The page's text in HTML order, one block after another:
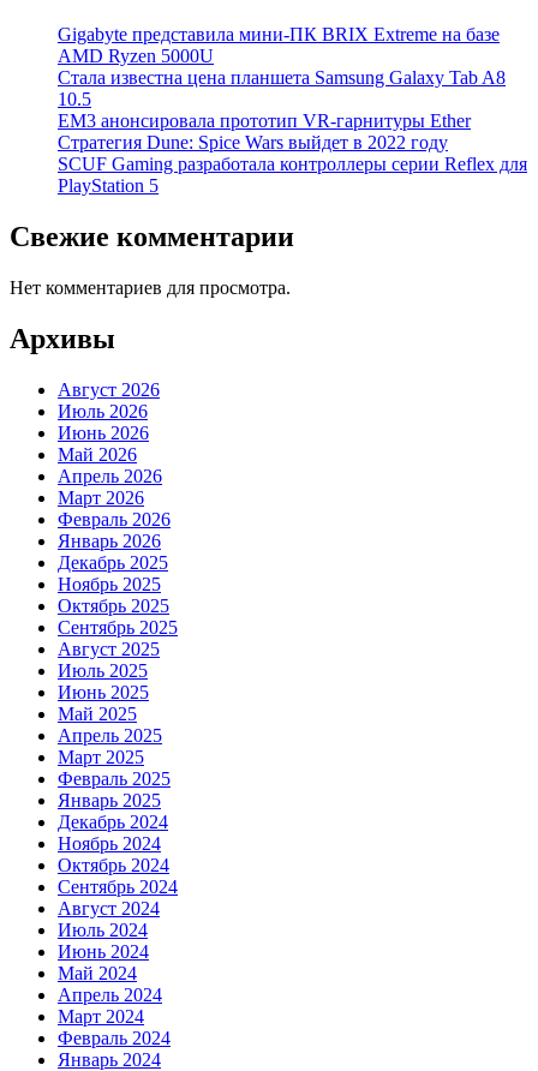
Gigabyte представила мини-ПК BRIX Extreme на базе
AMD Ryzen 5000U
Стала известна цена планшета Samsung Galaxy Tab A8
10.5
EM3 анонсировала прототип VR-гарнитуры Ether
Стратегия Dune: Spice Wars выйдет в 2022 году
SCUF Gaming разработала контроллеры серии Reflex для
PlayStation 5
Свежие комментарии
Нет комментариев для просмотра.
Архивы
Август 2026
Июль 2026
Июнь 2026
Май 2026
Апрель 2026
Март 2026
Февраль 2026
Январь 2026
Декабрь 2025
Ноябрь 2025
Октябрь 2025
Сентябрь 2025
Август 2025
Июль 2025
Июнь 2025
Май 2025
Апрель 2025
Март 2025
Февраль 2025
Январь 2025
Декабрь 2024
Ноябрь 2024
Октябрь 2024
Сентябрь 2024
Август 2024
Июль 2024
Июнь 2024
Май 2024
Апрель 2024
Март 2024
Февраль 2024
Январь 2024